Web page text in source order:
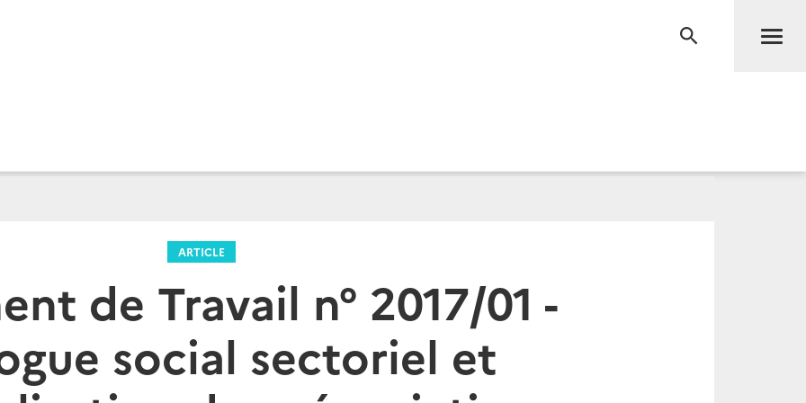
RECHERCHE
ARTICLE
de Travail n° 2017/01 -
social sectoriel et